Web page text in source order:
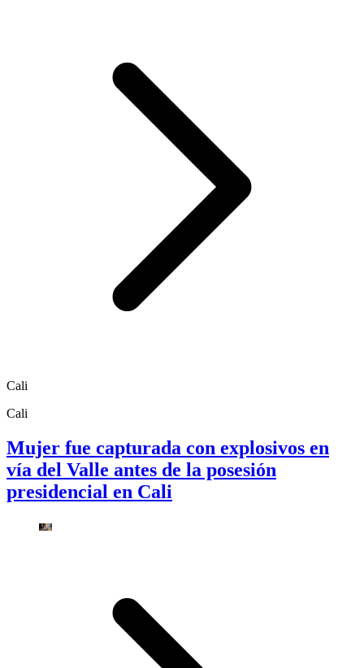
Cali
Cali
Mujer fue capturada con explosivos en
vía del Valle antes de la posesión
presidencial en Cali